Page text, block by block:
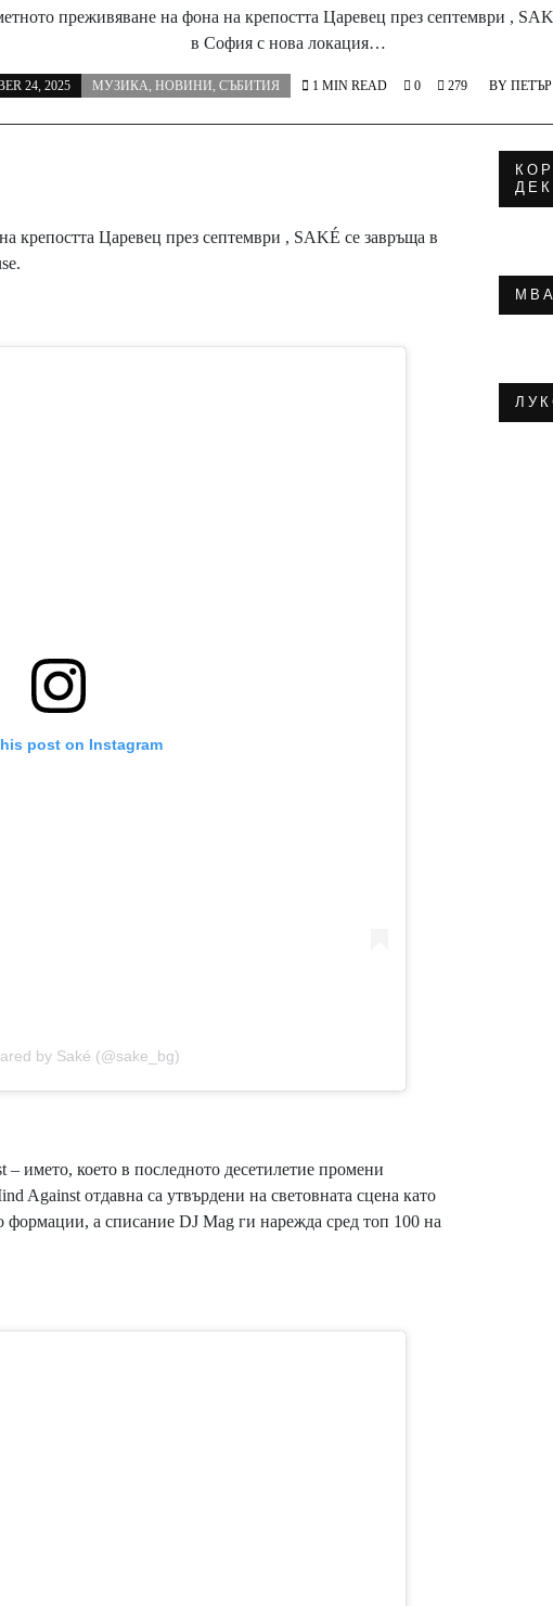
преживяване на фона на крепостта Царевец през септември ,
в София с нова локация…
24, 2025 МУЗИКА, НОВИНИ, СЪБИТИЯ BY
1 MIN READ 0 279
крепостта Царевец през септември , SAKÉ се завръща в
post on Instagram
by Saké (@sake_bg)
името, което в последното десетилетие промени
Against отдавна са утвърдени на световната сцена като
формации, а списание DJ Mag ги нарежда сред топ 100 на